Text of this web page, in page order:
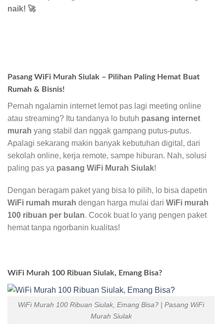
naik! 🚀
Pasang WiFi Murah Siulak – Pilihan Paling Hemat Buat
Rumah & Bisnis!
Pernah ngalamin internet lemot pas lagi meeting online
atau streaming? Itu tandanya lo butuh pasang internet
murah yang stabil dan nggak gampang putus-putus.
Apalagi sekarang makin banyak kebutuhan digital, dari
sekolah online, kerja remote, sampe hiburan. Nah, solusi
paling pas ya pasang WiFi Murah Siulak!
Dengan beragam paket yang bisa lo pilih, lo bisa dapetin
WiFi rumah murah dengan harga mulai dari WiFi murah
100 ribuan per bulan. Cocok buat lo yang pengen paket
hemat tanpa ngorbanin kualitas!
WiFi Murah 100 Ribuan Siulak, Emang Bisa?
WiFi Murah 100 Ribuan Siulak, Emang Bisa? | Pasang WiFi
Murah Siulak